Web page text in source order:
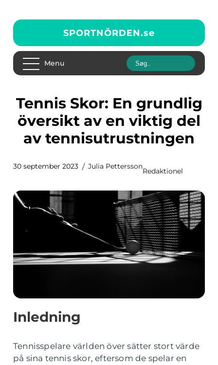
SPORTNÖRDEN.se
Menu
Tennis Skor: En grundlig
översikt av en viktig del
av tennisutrustningen
30 september 2023 Julia Pettersson
Redaktionel
Inledning
Tennisspelare världen över sätter stort värde
på sina tennis skor, eftersom de spelar en